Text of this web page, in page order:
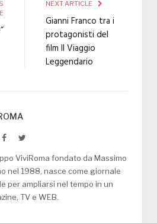
NEXT ARTICLE
Gianni Franco tra i
protagonisti del
film Il Viaggio
Leggendario
FacebookTwitter
ViviRoma fondato da Massimo
nel 1988, nasce come giornale
per ampliarsi nel tempo in un
TV e WEB.